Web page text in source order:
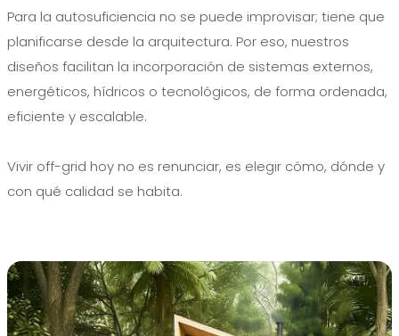
Para la autosuficiencia no se puede improvisar; tiene que
planificarse desde la arquitectura. Por eso, nuestros
diseños facilitan la incorporación de sistemas externos,
energéticos, hídricos o tecnológicos, de forma ordenada,
eficiente y escalable.
Vivir off-grid hoy no es renunciar, es elegir cómo, dónde y
con qué calidad se habita.